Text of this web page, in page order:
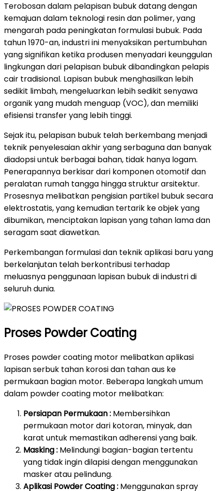
Terobosan dalam pelapisan bubuk datang dengan
kemajuan dalam teknologi resin dan polimer, yang
mengarah pada peningkatan formulasi bubuk. Pada
tahun 1970-an, industri ini menyaksikan pertumbuhan
yang signifikan ketika produsen menyadari keunggulan
lingkungan dari pelapisan bubuk dibandingkan pelapis
cair tradisional. Lapisan bubuk menghasilkan lebih
sedikit limbah, mengeluarkan lebih sedikit senyawa
organik yang mudah menguap (VOC), dan memiliki
efisiensi transfer yang lebih tinggi.
Sejak itu, pelapisan bubuk telah berkembang menjadi
teknik penyelesaian akhir yang serbaguna dan banyak
diadopsi untuk berbagai bahan, tidak hanya logam.
Penerapannya berkisar dari komponen otomotif dan
peralatan rumah tangga hingga struktur arsitektur.
Prosesnya melibatkan pengisian partikel bubuk secara
elektrostatis, yang kemudian tertarik ke objek yang
dibumikan, menciptakan lapisan yang tahan lama dan
seragam saat diawetkan.
Perkembangan formulasi dan teknik aplikasi baru yang
berkelanjutan telah berkontribusi terhadap
meluasnya penggunaan lapisan bubuk di industri di
seluruh dunia.
Proses Powder Coating
Proses powder coating motor melibatkan aplikasi
lapisan serbuk tahan korosi dan tahan aus ke
permukaan bagian motor. Beberapa langkah umum
dalam powder coating motor melibatkan:
Persiapan Permukaan : Membersihkan
permukaan motor dari kotoran, minyak, dan
karat untuk memastikan adherensi yang baik.
Masking : Melindungi bagian-bagian tertentu
yang tidak ingin dilapisi dengan menggunakan
masker atau pelindung.
Aplikasi Powder Coating : Menggunakan spray